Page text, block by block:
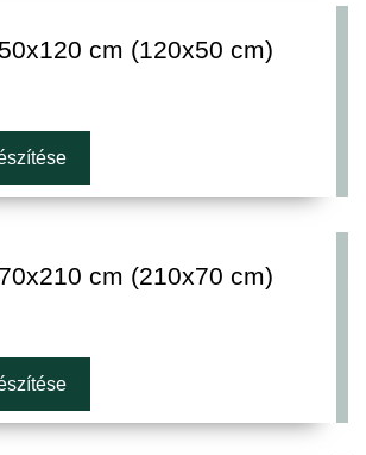
cm (120x50 cm)
cm (210x70 cm)